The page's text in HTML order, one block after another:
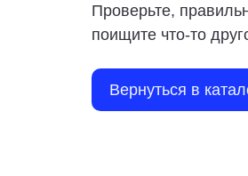
Проверьте,
поищите что-то
Вернуться в